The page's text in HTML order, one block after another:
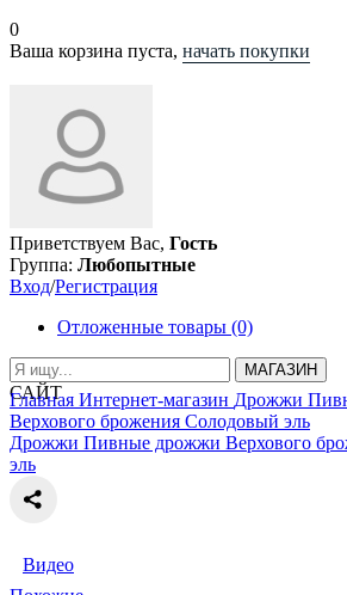
0
Ваша корзина пуста, начать покупки
Приветствуем Вас, Гость
Группа: Любопытные
Вход/Регистрация
Отложенные товары (0)
МАГАЗИН
САЙТ
Главная Интернет-магазин Дрожжи
Верхового брожения Солодовый эль
Дрожжи Пивные дрожжи Верхового
эль
Видео